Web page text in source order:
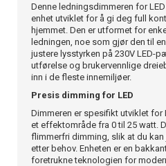
Denne ledningsdimmeren for
enhet utviklet for å gi deg full
hjemmet. Den er utformet for
ledningen, noe som gjør den til
justere lysstyrken på 230V LED-
utførelse og brukervennlige
inn i de fleste innemiljøer.
Presis dimming for LED
Dimmeren er spesifikt utviklet
et effektområde fra 0 til 25 watt.
flimmerfri dimming, slik at du
etter behov. Enheten er en
foretrukne teknologien for